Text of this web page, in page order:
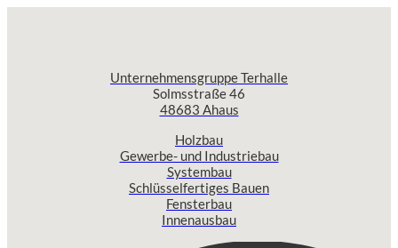
Unternehmensgruppe Terhalle
Solmsstraße 46
48683 Ahaus
Holzbau
Gewerbe- und Industriebau
Systembau
Schlüsselfertiges Bauen
Fensterbau
Innenausbau